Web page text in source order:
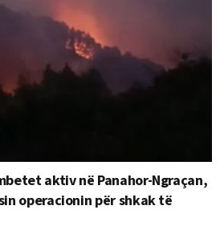
aktiv në Panahor-Ngraçan,
operacionin për shkak të